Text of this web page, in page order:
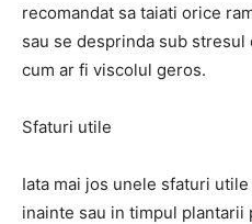
recomandat sa taiati orice
sau se desprinda sub
cum ar fi viscolul geros.
Sfaturi utile
Iata mai jos unele sfaturi
inainte sau in timpul